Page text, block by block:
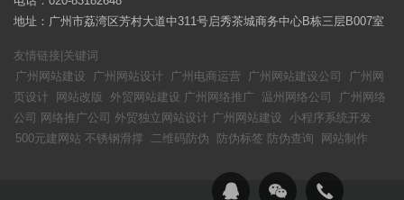
地址：广州市荔湾区芳村大道中311号启秀茶城商务中心B栋三层B007室
友情链接|关键词
广州网站建设
广州网站设计 广州电商运营 广州网站建设公司
广州网
页设计
网站改版 外贸网站建设 广州网络推广 温州网络公司
广州网络
公司 网络推广公司 外贸独立网站设计 广州网站建设 小程序系统开发
500元建网站 不锈钢滑撑 二维码防伪 防伪标签 防伪查询 网站制作